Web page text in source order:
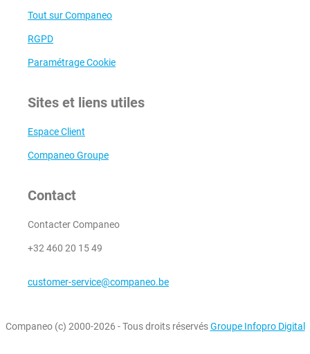
Tout sur Companeo
RGPD
Paramétrage Cookie
Sites et liens utiles
Espace Client
Companeo Groupe
Contact
Contacter Companeo
+32 460 20 15 49
customer-service@companeo.be
Companeo (c) 2000-2026 - Tous droits réservésGroupe Infopro Digital